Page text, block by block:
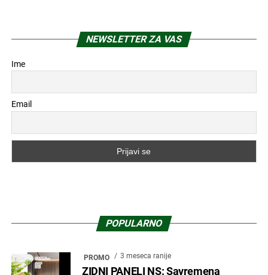
NEWSLETTER ZA VAS
Ime
Email
POPULARNO
PROMO 3 meseca ranije
ZIDNI PANELI NS: Savremena